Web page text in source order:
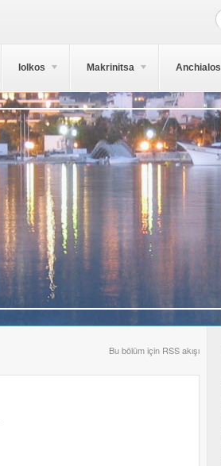
Iolkos Makrinitsa Anchialos
Bu bölüm için RSS akışı